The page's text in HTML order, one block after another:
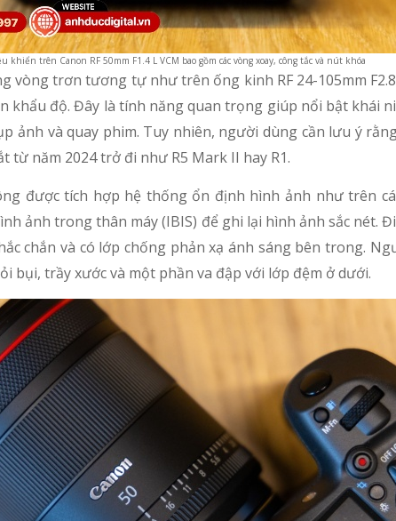
khiển trên Canon RF 50mm F1.4 L VCM bao gồm các vòng xoay, công tắc và nút khóa
trơn tương tự như trên ống kinh RF 24-105mm F2.8
độ. Đây là tính năng quan trọng giúp nổi bật khái
ảnh và quay phim. Tuy nhiên, người dùng cần lưu ý
từ năm 2024 trở đi như R5 Mark II hay R1.
được tích hợp hệ thống ổn định hình ảnh như trên
ảnh trong thân máy (IBIS) để ghi lại hình ảnh sắc nét.
chắn và có lớp chống phản xạ ánh sáng bên trong.
bụi, trầy xước và một phần va đập với lớp đệm ở dưới.